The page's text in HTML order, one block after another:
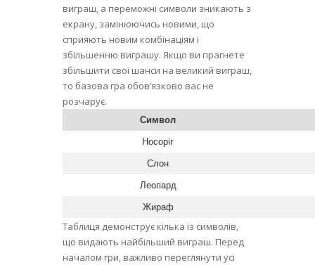
виграш, а переможні символи зникають з
екрану, замінюючись новими, що
сприяють новим комбінаціям і
збільшенню виграшу. Якщо ви прагнете
збільшити свої шанси на великий виграш,
то базова гра обов’язково вас не
розчарує.
Символ
Носоріг
Слон
Леопард
Жираф
Таблиця демонструє кілька із символів,
що видають найбільший виграш. Перед
началом гри, важливо переглянути усі